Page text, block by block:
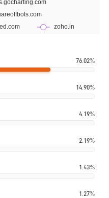
76.02%
14.90%
4.19%
2.19%
1.43%
1.27%